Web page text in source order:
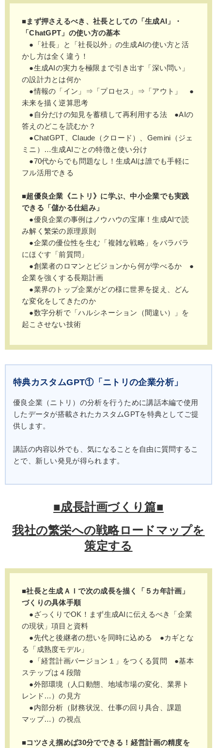
■まず押さえるべき、社長としての「生成AI」・
「ChatGPT」の使い方の基本
●「社長」と「社長以外」の生成AIの使い方と活
かし方は全く違う！
●生成AIの実力を極限まで引き出す「深い問い」
の設計力とは何か
●情報の「イン」⇒「プロセス」⇒「アウト」 ●
未来を描く逆算思考
●自分だけの知見を蓄積して再利用する法 ●AIの
答えのどこを読むか？
●ChatGPT、Claude（クロード）、Gemini（ジェ
ミニ）…生成AIごとの特徴と使い分け
●70代からでも問題なし！生成AIは誰でも手軽に
フル活用できる
■超優良企業《ニトリ》に学ぶ、中小企業でも実践
できる「儲かる仕組み」
●優良企業の事例はノウハウの宝庫！生成AIで読
み解く繁栄の原理原則
●企業の優位性を生む「複雑な戦略」をバラバラ
にほぐす「前質問」
●創業者のロマンとビジョンから何が学べるか ●
企業を強くする長期計画
●業界のトップ企業がどの様に世界を捉え、どん
な変化をしてきたのか
●数字分析で「ハルシネーション（間違い）」を
起こさせない技術
特典カスタムGPT①「ニトリの企業分析」
優良企業（ニトリ）の分析を行うために講話本編で使用
したデータが搭載されたカスタムGPTを特典としてご提
供します。
講話の内容以外でも、気になることを自由に質問するこ
とで、新しい発見が得られます。
■成長計画づくり篇■
我社の繁栄への戦略ロードマップを
策定する
■社長と生成ＡＩで次の成長を描く「５カ年計画」
づくりの具体手順
●ざっくりでOK！まず生成AIに伝えるべき「企業
の現状」項目と資料
●先代と後継者の想いを同時に込める ●カギとな
る「成熟度モデル」
●「経営計画バージョン１」をつくる質問 ●基本
ステップは４段階
●外部環境（人口動態、地域市場の変化、業界ト
レンド…）の見方
●内部分析（財務状況、仕事の回り具合、課題
マップ…）の視点
■コツさえ掴めば30分でできる！経営計画の精度を